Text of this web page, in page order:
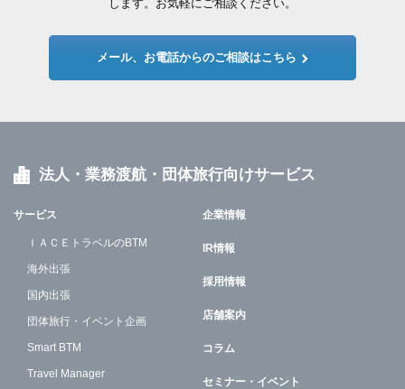
します。お気軽にご相談ください。
メール、お電話からのご相談はこちら
法人・業務渡航・団体旅行向けサービス
サービス
ＩＡＣＥトラベルのBTM
海外出張
国内出張
団体旅行・イベント企画
Smart BTM
Travel Manager
企業情報
IR情報
採用情報
店舗案内
コラム
セミナー・イベント